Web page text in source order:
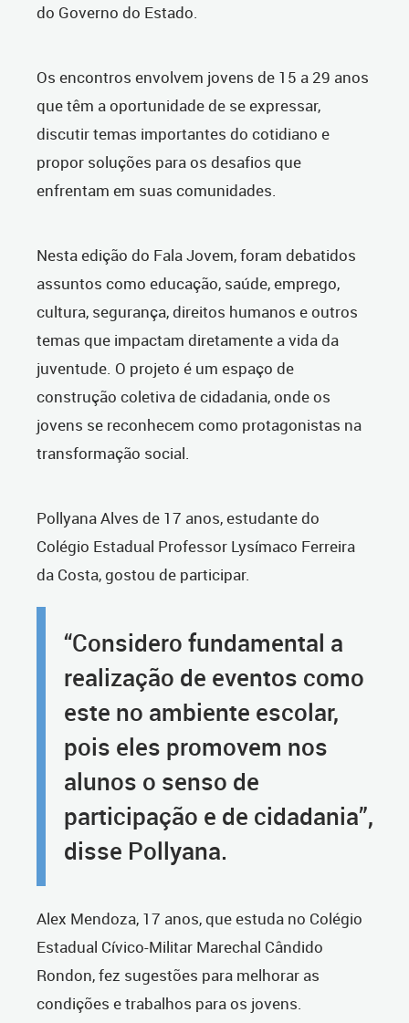
do Governo do Estado.
Os encontros envolvem jovens de 15 a 29 anos
que têm a oportunidade de se expressar,
discutir temas importantes do cotidiano e
propor soluções para os desafios que
enfrentam em suas comunidades.
Nesta edição do Fala Jovem, foram debatidos
assuntos como educação, saúde, emprego,
cultura, segurança, direitos humanos e outros
temas que impactam diretamente a vida da
juventude. O projeto é um espaço de
construção coletiva de cidadania, onde os
jovens se reconhecem como protagonistas na
transformação social.
Pollyana Alves de 17 anos, estudante do
Colégio Estadual Professor Lysímaco Ferreira
da Costa, gostou de participar.
“Considero fundamental a
realização de eventos como
este no ambiente escolar,
pois eles promovem nos
alunos o senso de
participação e de cidadania”,
disse Pollyana.
Alex Mendoza, 17 anos, que estuda no Colégio
Estadual Cívico-Militar Marechal Cândido
Rondon, fez sugestões para melhorar as
condições e trabalhos para os jovens.